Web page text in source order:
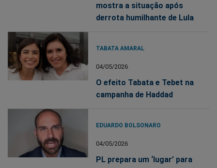
mostra a situação após
derrota humilhante de Lula
TABATA AMARAL
04/05/2026
O efeito Tabata e Tebet na
campanha de Haddad
EDUARDO BOLSONARO
04/05/2026
PL prepara um ‘lugar’ para